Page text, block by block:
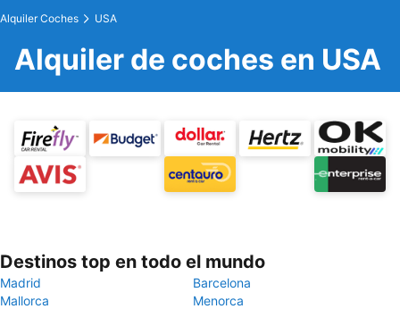
Alquiler Coches USA
Alquiler de coches en USA
Destinos top en todo el mundo
Madrid
Barcelona
Mallorca
Menorca